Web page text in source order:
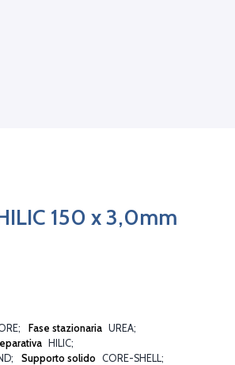
150 x 3,0mm
Fase stazionaria UREA
HILIC
Supporto solido CORE-SHELL